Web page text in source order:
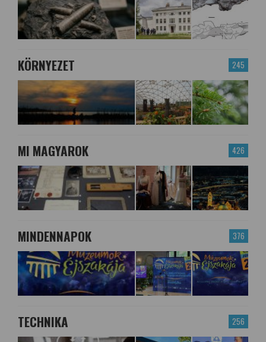
245
KÖRNYEZET
426
MI MAGYAROK
376
MINDENNAPOK
256
TECHNIKA